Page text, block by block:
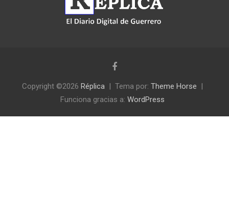
Copyright ©2026 Réplica Tema por: Theme Horse
Funciona gracias a: WordPress